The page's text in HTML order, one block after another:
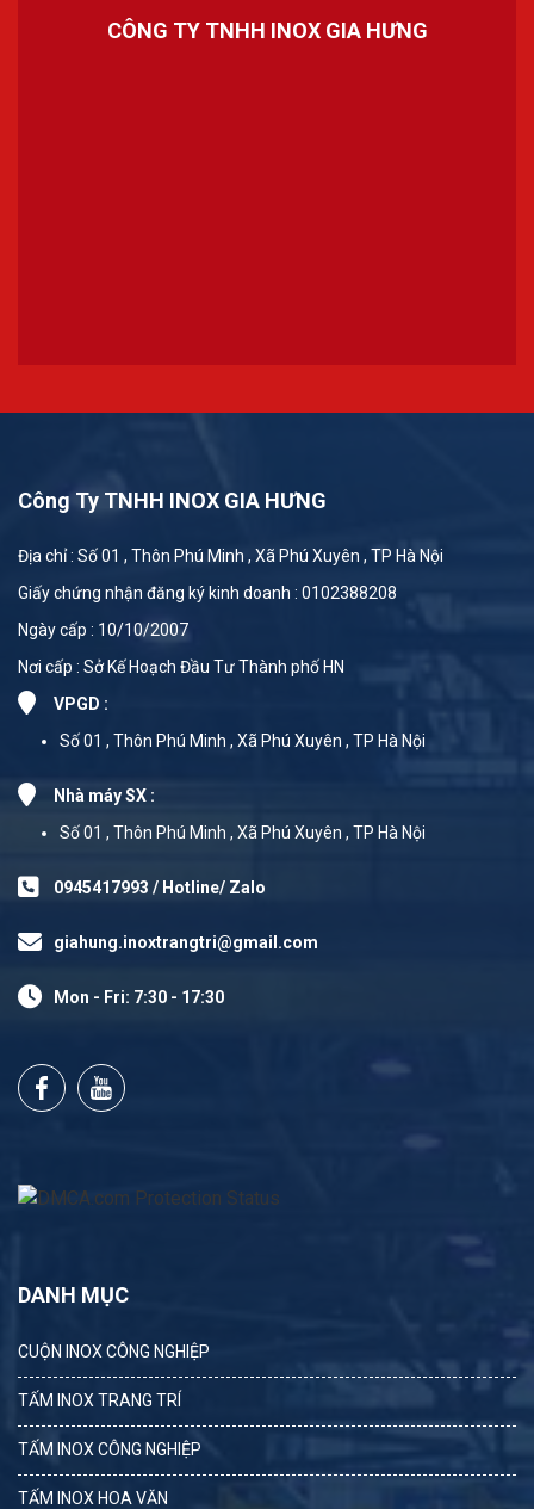
CÔNG TY TNHH INOX GIA HƯNG
Công Ty TNHH INOX GIA HƯNG
Địa chỉ : Số 01 , Thôn Phú Minh , Xã Phú Xuyên , TP Hà Nội
Giấy chứng nhận đăng ký kinh doanh : 0102388208
Ngày cấp : 10/10/2007
Nơi cấp : Sở Kế Hoạch Đầu Tư Thành phố HN
VPGD :
Số 01 , Thôn Phú Minh , Xã Phú Xuyên , TP Hà Nội
Nhà máy SX :
Số 01 , Thôn Phú Minh , Xã Phú Xuyên , TP Hà Nội
0945417993 / Hotline/ Zalo
giahung.inoxtrangtri@gmail.com
Mon - Fri: 7:30 - 17:30
DANH MỤC
CUỘN INOX CÔNG NGHIỆP
TẤM INOX TRANG TRÍ
TẤM INOX CÔNG NGHIỆP
TẤM INOX HOA VĂN